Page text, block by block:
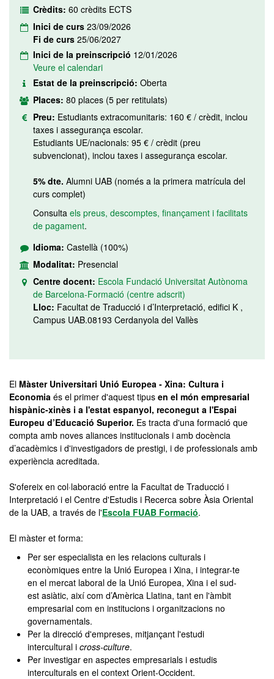
Crèdits: 60 crèdits ECTS
Inici de curs 23/09/2026
Fi de curs 25/06/2027
Inici de la preinscripció 12/01/2026
Veure el calendari
Estat de la preinscripció: Oberta
Places: 80 places (5 per retitulats)
Preu: Estudiants extracomunitaris: 160 € / crèdit, inclou
taxes i assegurança escolar.
Estudiants UE/nacionals: 95 € / crèdit (preu
subvencionat), inclou taxes i assegurança escolar.
5% dte. Alumni UAB (només a la primera matrícula del
curs complet)
Consulta els preus, descomptes, finançament i facilitats
de pagament.
Idioma: Castellà (100%)
Modalitat: Presencial
Centre docent: Escola Fundació Universitat Autònoma
de Barcelona-Formació (centre adscrit)
Lloc: Facultat de Traducció i d’Interpretació, edifici K ,
Campus UAB.08193 Cerdanyola del Vallès
El Màster Universitari Unió Europea - Xina: Cultura i
Economia és el primer d'aquest tipus en el món empresarial
hispànic-xinès i a l'estat espanyol, reconegut a l'Espai
Europeu d’Educació Superior. Es tracta d'una formació que
compta amb noves aliances institucionals i amb docència
d’acadèmics i d'investigadors de prestigi, i de professionals amb
experiència acreditada.
S'ofereix en col·laboració entre la Facultat de Traducció i
Interpretació i el Centre d'Estudis i Recerca sobre Àsia Oriental
de la UAB, a través de l'Escola FUAB Formació.
El màster et forma:
Per ser especialista en les relacions culturals i
econòmiques entre la Unió Europea i Xina, i integrar-te
en el mercat laboral de la Unió Europea, Xina i el sud-
est asiàtic, així com d’Amèrica Llatina, tant en l'àmbit
empresarial com en institucions i organitzacions no
governamentals.
Per la direcció d'empreses, mitjançant l'estudi
intercultural i cross-culture.
Per investigar en aspectes empresarials i estudis
interculturals en el context Orient-Occident.